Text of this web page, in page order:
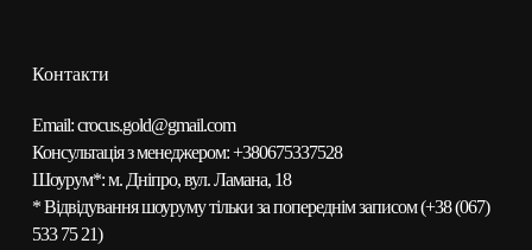
Контакти
Email:сrocus.gold@gmail.com
Консультація з менеджером:+380675337528
Шоурум*:м. Дніпро, вул. Ламана, 18
* Відвідування шоуруму тільки за попереднім записом (+38 (067)
533 75 21)